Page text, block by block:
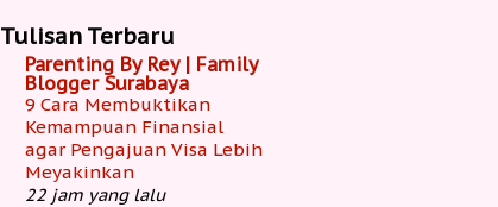
Tulisan Terbaru
Parenting By Rey | Family
Blogger Surabaya
9 Cara Membuktikan
Kemampuan Finansial
agar Pengajuan Visa Lebih
Meyakinkan
22 jam yang lalu